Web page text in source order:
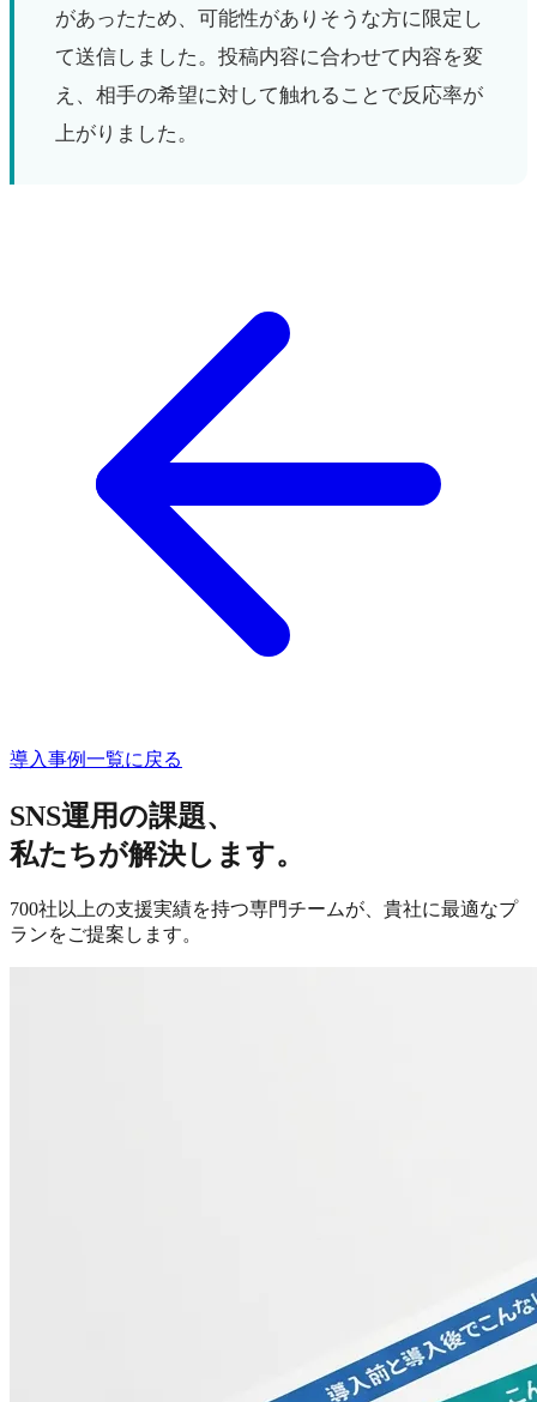
があったため、可能性がありそうな方に限定し
て送信しました。投稿内容に合わせて内容を変
え、相手の希望に対して触れることで反応率が
上がりました。
導入事例一覧に戻る
SNS運用の課題、
私たちが解決します。
700社以上の支援実績を持つ専門チームが、貴社に最適なプ
ランをご提案します。